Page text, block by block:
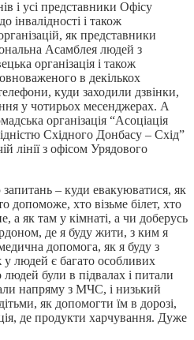
і усі представники Офісу
інвалідності і також
як представники
Асамблея людей з
організація і також
в декількох
куди заходили дзвінки,
у чотирьох месенджерах. А
організація “Асоціація
Східного Донбасу – Схід”
лінії з офісом Урядового
– куди евакуюватися, як
допоможе, хто візьме білет, хто
а як там у кімнаті, а чи доберусь
де я буду жити, з ким я
допомога, як я буду з
у людей є багато особливих
були в підвалах і питали
напряму з МЧС, і низький
як допомогти їм в дорозі,
де продукти харчування. Дуже